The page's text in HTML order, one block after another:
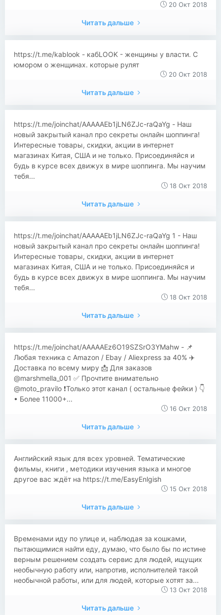
20 Окт 2018
Читать дальше
​​https://t.me/kablook - кабLOOK - женщины у власти. С
юмором о женщинах. которые рулят
20 Окт 2018
Читать дальше
https://t.me/joinchat/AAAAAEb1jLN6ZJc-raQaYg - Наш
новый закрытый канал про секреты онлайн шоппинга!
Интересные товары, скидки, акции в интернет
магазинах Китая, США и не только. Присоединяйся и
будь в курсе всех движух в мире шоппинга. Мы научим
тебя...
18 Окт 2018
Читать дальше
https://t.me/joinchat/AAAAAEb1jLN6ZJc-raQaYg 1 - Наш
новый закрытый канал про секреты онлайн шоппинга!
Интересные товары, скидки, акции в интернет
магазинах Китая, США и не только. Присоединяйся и
будь в курсе всех движух в мире шоппинга. Мы научим
тебя...
18 Окт 2018
Читать дальше
​​https://t.me/joinchat/AAAAAEz6O19SZSrO3YMahw - 📌
Любая техника с Amazon / Ebay / Aliexpress за 40% ✈️
Доставка по всему миру 📩 Для заказов
@marshmella_001 ✅ Прочтите внимательно
@moto_pravilo ❗️Только этот канал ( остальные фейки ) 👇
• Более 11000+...
16 Окт 2018
Читать дальше
Английский язык для всех уровней. Тематические
фильмы, книги , методики изучения языка и многое
другое вас ждёт на https://t.me/EasyEnlgish
15 Окт 2018
Читать дальше
​​Временами иду по улице и, наблюдая за кошками,
пытающимися найти еду, думаю, что было бы по истине
верным решением создать сервис для людей, ищущих
необычную работу или, напротив, исполнителей такой
необычной работы, или для людей, которые хотят за...
13 Окт 2018
Читать дальше